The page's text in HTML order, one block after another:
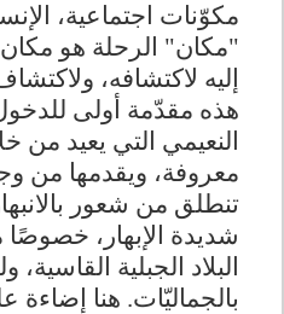
مكوّنات اجتماعية،
"مكان" الرحلة هو مكان
إليه لاكتشافه،
هذه مقدّمة أولى
النعيمي التي يعيد من
معروفة، ويقدمها من
تنطلق من شعور
شديدة الإبهار، خصوصًا
البلاد الجبلية
بالجماليّات. هنا إضاءة